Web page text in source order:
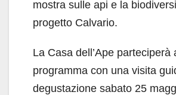
mostra sulle api e la
progetto Calvario.
La Casa dell’Ape parteciperà
programma con una visita
degustazione sabato 25